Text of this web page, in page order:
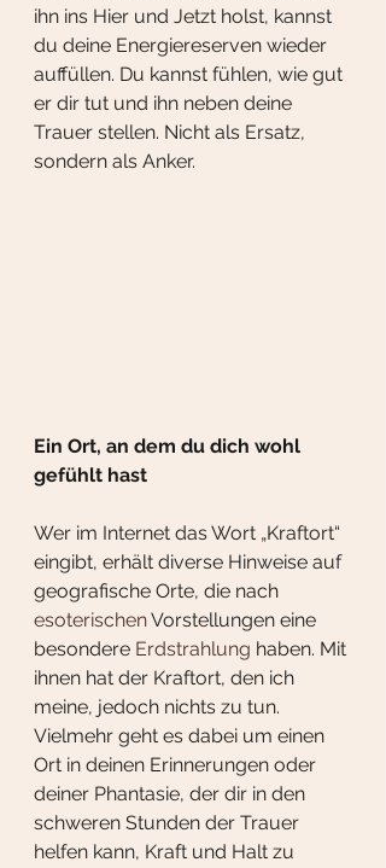
ihn ins Hier und Jetzt holst, kannst
du deine Energiereserven wieder
auffüllen. Du kannst fühlen, wie gut
er dir tut und ihn neben deine
Trauer stellen. Nicht als Ersatz,
sondern als Anker.
Ein Ort, an dem du dich wohl
gefühlt hast
Wer im Internet das Wort „Kraftort“
eingibt, erhält diverse Hinweise auf
geografische Orte, die nach
esoterischen Vorstellungen eine
besondere Erdstrahlung haben. Mit
ihnen hat der Kraftort, den ich
meine, jedoch nichts zu tun.
Vielmehr geht es dabei um einen
Ort in deinen Erinnerungen oder
deiner Phantasie, der dir in den
schweren Stunden der Trauer
helfen kann, Kraft und Halt zu